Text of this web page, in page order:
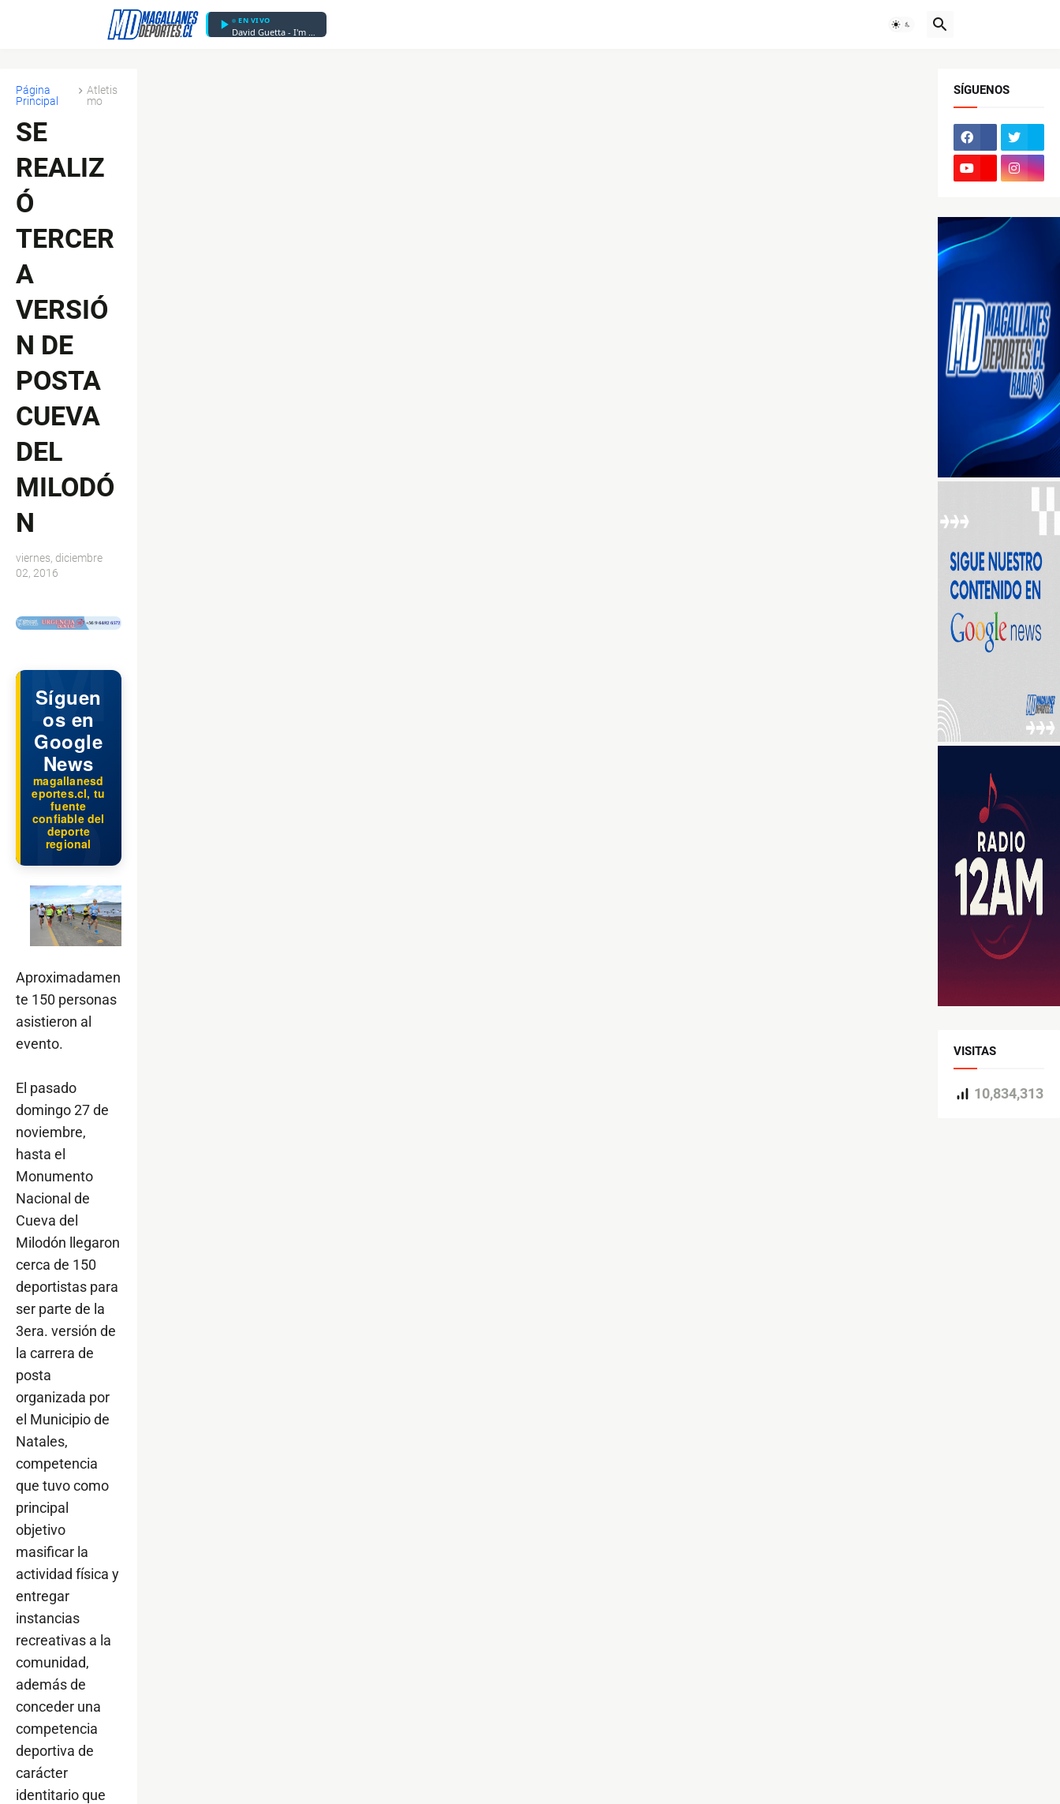
EN VIVO
David Guetta - I'm Good (Blue)
Página
Principal
Atletis
mo
SE
REALIZ
Ó
TERCER
A
VERSIÓ
N DE
POSTA
CUEVA
DEL
MILODÓ
N
viernes, diciembre
02, 2016
Síguen
os en
Google
News
magallanesd
eportes.cl, tu
fuente
confiable del
deporte
regional
Aproximadamen
te 150 personas
asistieron al
evento.
El pasado
domingo 27 de
noviembre,
hasta el
Monumento
Nacional de
Cueva del
Milodón llegaron
cerca de 150
deportistas para
ser parte de la
3era. versión de
la carrera de
posta
organizada por
el Municipio de
Natales,
competencia
que tuvo como
principal
objetivo
masificar la
actividad física y
entregar
instancias
recreativas a la
comunidad,
además de
conceder una
competencia
deportiva de
carácter
identitario que
SÍGUENOS
VISITAS
10,834,313